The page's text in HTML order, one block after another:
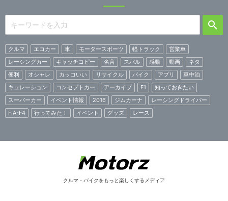
クルマ エコカー 車 モータースポーツ 軽トラック
営業車
レーシングカー
キャッチコピー 名言 スバル 感動 動画
ネタ
便利
オシャレ カッコいい リサイクル バイク アプリ
車中泊
キュレーション
コンセプトカー アーカイブ F1
知っておきたい
スーパーカー
イベント情報 2016 ジムカーナ
レーシングドライバー
FIA-F4
行ってみた！ イベント グッズ レース
クルマ・バイクをもっと楽しくするメディア